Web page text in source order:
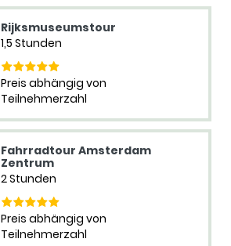
Rijksmuseumstour
1,5 Stunden
Preis abhängig von
Teilnehmerzahl
Fahrradtour Amsterdam
Zentrum
2 Stunden
Preis abhängig von
Teilnehmerzahl